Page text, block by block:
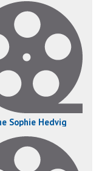
Sophie Hedvig